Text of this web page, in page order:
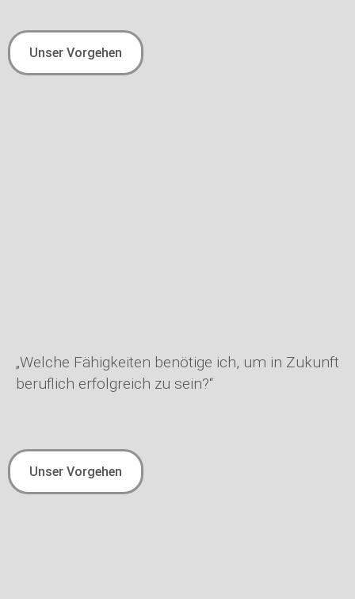
Unser Vorgehen
„Welche Fähigkeiten benötige ich, um in Zukunft
beruflich erfolgreich zu sein?“
Unser Vorgehen